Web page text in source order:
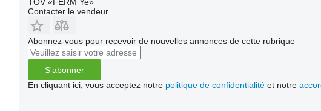
Contacter le vendeur
Abonnez-vous pour recevoir de nouvelles annonces de cette rubrique
S'abonner
En cliquant ici, vous acceptez notre politique de confidentialitéet notre